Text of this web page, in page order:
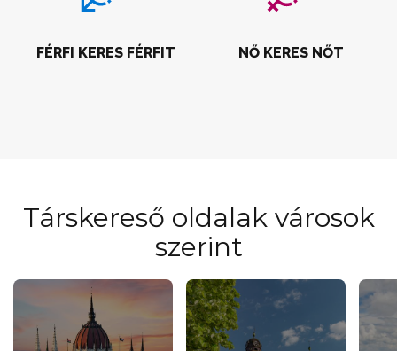
FÉRFI KERES FÉRFIT NŐ KERES NŐT
Társkereső oldalak városok
szerint